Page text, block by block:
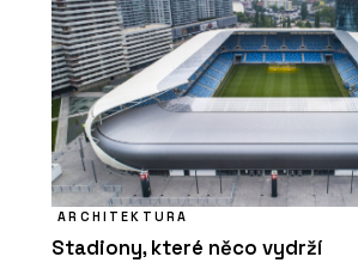
ARCHITEKTURA
Stadiony, které něco vydrží